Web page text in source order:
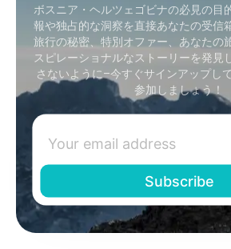
ボスニア・ヘルツェゴビナの必見の目
報や独占的な洞察を直接あなたの受信
旅行の秘密、特別オファー、あなたの
スピレーショナルなストーリーを発見
さないように–今すぐサインアップし
参加しましょう！